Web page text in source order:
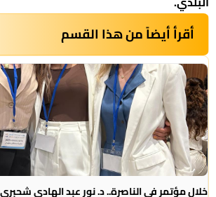
أقرأ أيضاً من هذا القسم
خلال مؤتمر في الناصرة.. د. نور عبد الهادي